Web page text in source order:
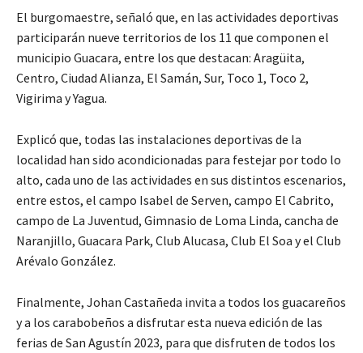
El burgomaestre, señaló que, en las actividades deportivas
participarán nueve territorios de los 11 que componen el
municipio Guacara, entre los que destacan: Aragüita,
Centro, Ciudad Alianza, El Samán, Sur, Toco 1, Toco 2,
Vigirima y Yagua.
Explicó que, todas las instalaciones deportivas de la
localidad han sido acondicionadas para festejar por todo lo
alto, cada uno de las actividades en sus distintos escenarios,
entre estos, el campo Isabel de Serven, campo El Cabrito,
campo de La Juventud, Gimnasio de Loma Linda, cancha de
Naranjillo, Guacara Park, Club Alucasa, Club El Soa y el Club
Arévalo González.
Finalmente, Johan Castañeda invita a todos los guacareños
y a los carabobeños a disfrutar esta nueva edición de las
ferias de San Agustín 2023, para que disfruten de todos los